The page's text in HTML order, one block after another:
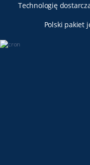
Technologię
Polski pakiet